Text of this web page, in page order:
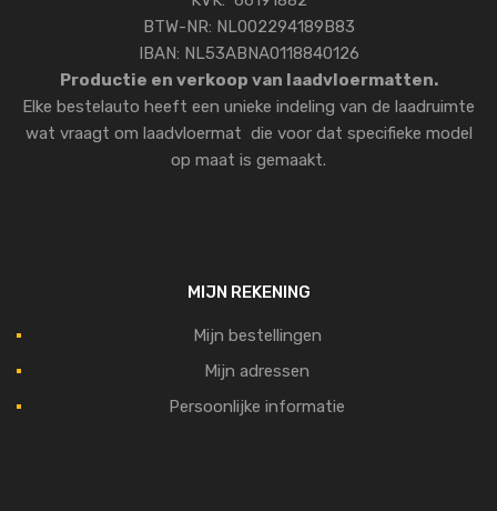
BTW-NR: NL002294189B83
IBAN: NL53ABNA0118840126
Productie en verkoop van laadvloermatten.
Elke bestelauto heeft een unieke indeling van de laadruimte
wat vraagt om laadvloermat die voor dat specifieke model
op maat is gemaakt.
MIJN REKENING
Mijn bestellingen
Mijn adressen
Persoonlijke informatie